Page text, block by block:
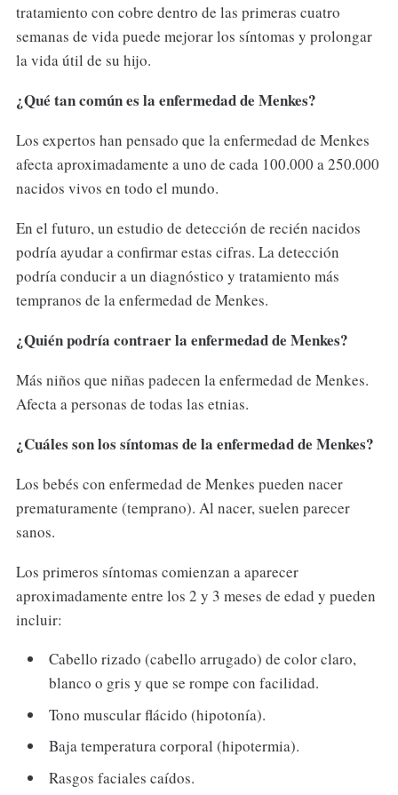
tratamiento con cobre dentro de las primeras cuatro
semanas de vida puede mejorar los síntomas y prolongar
la vida útil de su hijo.
¿Qué tan común es la enfermedad de Menkes?
Los expertos han pensado que la enfermedad de Menkes
afecta aproximadamente a uno de cada 100.000 a 250.000
nacidos vivos en todo el mundo.
En el futuro, un estudio de detección de recién nacidos
podría ayudar a confirmar estas cifras. La detección
podría conducir a un diagnóstico y tratamiento más
tempranos de la enfermedad de Menkes.
¿Quién podría contraer la enfermedad de Menkes?
Más niños que niñas padecen la enfermedad de Menkes.
Afecta a personas de todas las etnias.
¿Cuáles son los síntomas de la enfermedad de Menkes?
Los bebés con enfermedad de Menkes pueden nacer
prematuramente (temprano). Al nacer, suelen parecer
sanos.
Los primeros síntomas comienzan a aparecer
aproximadamente entre los 2 y 3 meses de edad y pueden
incluir:
Cabello rizado (cabello arrugado) de color claro,
blanco o gris y que se rompe con facilidad.
Tono muscular flácido (hipotonía).
Baja temperatura corporal (hipotermia).
Rasgos faciales caídos.